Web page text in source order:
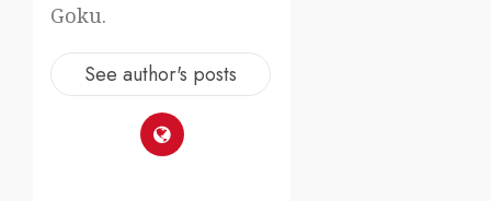
Goku.
See author's posts